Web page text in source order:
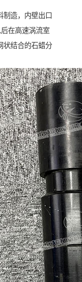
制造，内壁出口
在高速涡流室
状结合的石蜡分